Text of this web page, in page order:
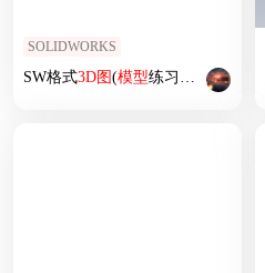
SOLIDWORKS
SW格式3D图(模型练习题)-061